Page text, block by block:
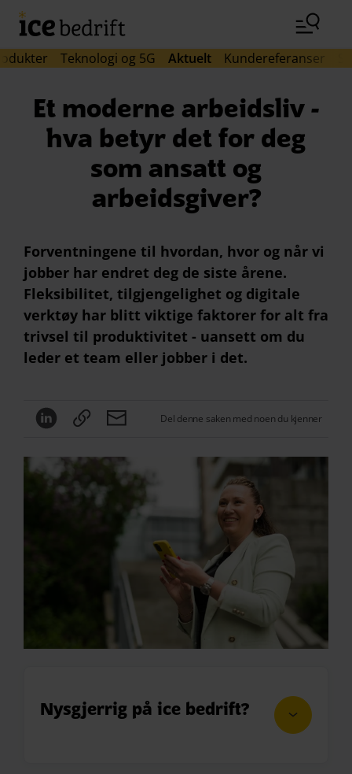
Hopp til hovedinnhold (Trykk Enter)
Teknologi og 5G Aktuelt Kundereferanser
Et moderne arbeidsliv -
hva betyr det for deg
som ansatt og
arbeidsgiver?
Forventningene til hvordan, hvor og når vi
jobber har endret deg de siste årene.
Fleksibilitet, tilgjengelighet og digitale
verktøy har blitt viktige faktorer for alt fra
trivsel til produktivitet - uansett om du
leder et team eller jobber i det.
Del denne saken med noen du kjenner
Nysgjerrig på ice bedrift?